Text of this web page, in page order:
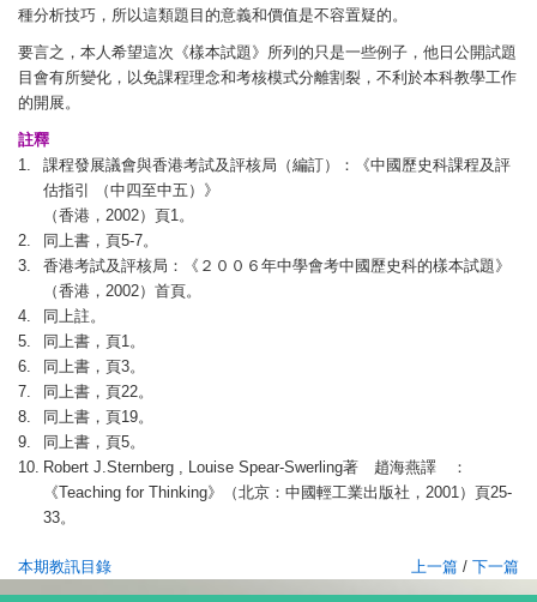
種分析技巧，所以這類題目的意義和價值是不容置疑的。
要言之，本人希望這次《樣本試題》所列的只是一些例子，他日公開試題
目會有所變化，以免課程理念和考核模式分離割裂，不利於本科教學工作
的開展。
註釋
1.
課程發展議會與香港考試及評核局（編訂）：《中國歷史科課程及評
估指引 （中四至中五）》
（香港，2002）頁1。
2.
同上書，頁5-7。
3.
香港考試及評核局：《２００６年中學會考中國歷史科的樣本試題》
（香港，2002）首頁。
4.
同上註。
5.
同上書，頁1。
6.
同上書，頁3。
7.
同上書，頁22。
8.
同上書，頁19。
9.
同上書，頁5。
10. Robert J.Sternberg , Louise Spear-Swerling著 趙海燕譯 ：
《Teaching for Thinking》（北京：中國輕工業出版社，2001）頁25-
33。
本期教訊目錄 上一篇 / 下一篇